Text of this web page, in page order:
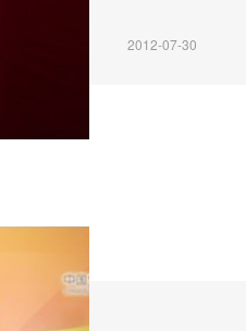
2012-07-30